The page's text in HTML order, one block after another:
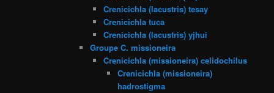
Crenicichla (lacustris) tesay
Crenicichla tuca
Crenicichla (lacustris) yjhui
Groupe C. missioneira
Crenicichla (missioneira) celidochilus
Crenicichla (missioneira)
hadrostigma